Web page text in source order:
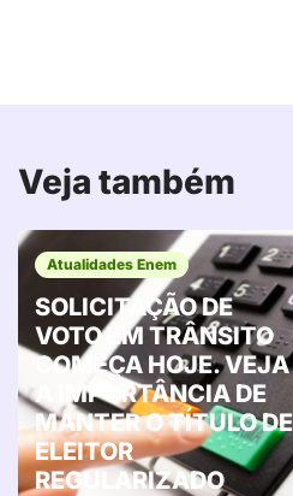
Veja também
Atualidades Enem
SOLICITAÇÃO DE
VOTO EM TRÂNSITO
COMEÇA HOJE. VEJA
A IMPORTÂNCIA DE
MANTER O TÍTULO DE
ELEITOR
REGULARIZADO